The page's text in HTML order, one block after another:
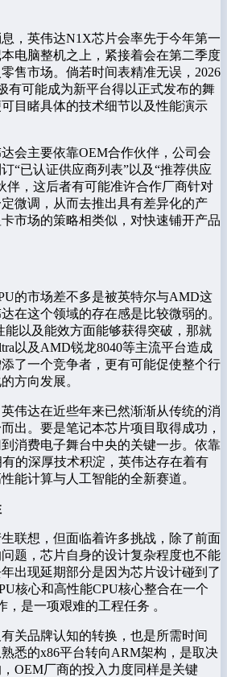
，英伟达N1X芯片会率先于今年第一
电脑整机之上，紧接着会在第二季度
售市场。倘若时间表精准无误，2026
有可能成为新平台得以正式发布的舞
目睹具体的技术细节以及性能演示
会主要依靠OEM合作伙伴，公司会
“已认证供应商列表”以及“推荐供应
伴，这后者有可能准许合作厂商针对
微调，从而去推出具有差异化的产
市场的策略相类似，对快速铺开产品
的市场差不多是被英特尔与AMD这
在这个领域的存在感是比较微弱的。
以及能效方面能够获得突破，那就
以及AMD锐龙8040等主流平台造成
了一个竞争者，更有可能促使整个行
方向发展。
伟达在近些年来已然渐渐从传统的消
出。要是笔记本芯片项目取得成功，
消费电子舞台中央的关键一步。依靠
的深厚技术积淀，英伟达存在着有
能计算与人工智能的全新赛道。
联想，但面临着许多挑战，除了前面
题，芯片自身的设计复杂程度也不能
出现延期部分是因为芯片设计碰到了
核心和高性能CPU核心整合在一个
，是一项艰难的工程任务 。
关品牌认知的转换，也是所需时间
悉的x86平台转向ARM架构，是取决
OEM厂商的投入力度同样是关键